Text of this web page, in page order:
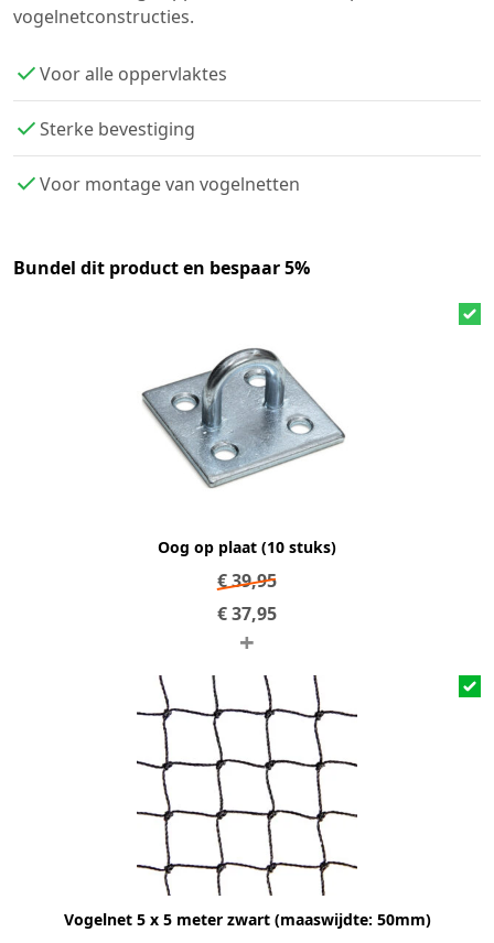
vogelnetconstructies.
Voor alle oppervlaktes
Sterke bevestiging
Voor montage van vogelnetten
Bundel dit product en bespaar 5%
Oog op plaat (10 stuks)
€39,95
€37,95
+
Vogelnet 5 x 5 meter zwart (maaswijdte: 50mm)